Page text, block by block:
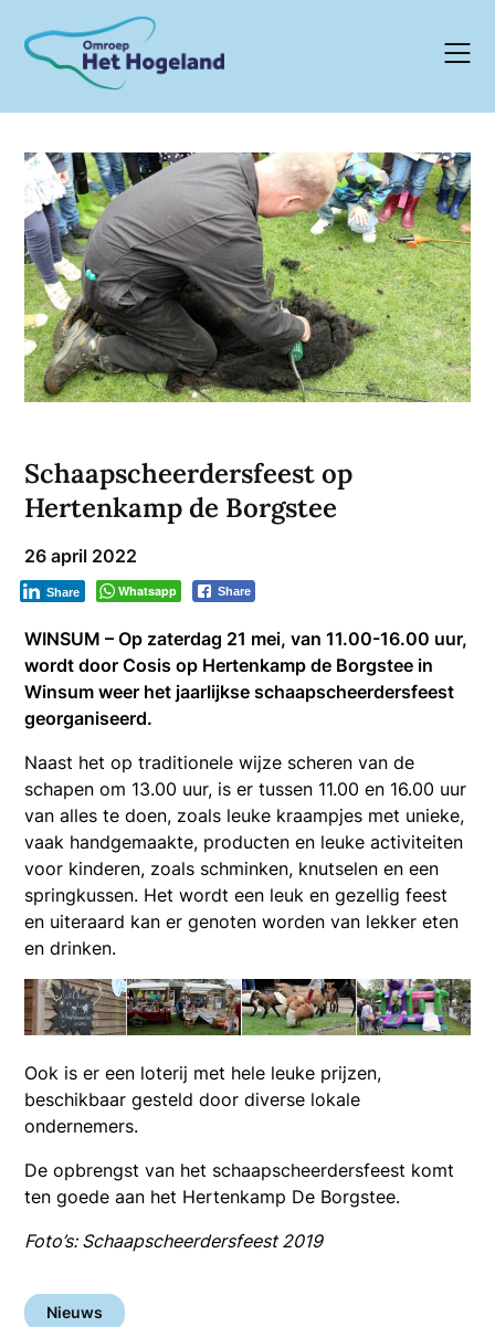
content
Schaapscheerdersfeest op
Hertenkamp de Borgstee
26 april 2022
Whatsapp Share
Share
WINSUM – Op zaterdag 21 mei, van 11.00-16.00 uur,
wordt door Cosis op Hertenkamp de Borgstee in
Winsum weer het jaarlijkse schaapscheerdersfeest
georganiseerd.
Naast het op traditionele wijze scheren van de
schapen om 13.00 uur, is er tussen 11.00 en 16.00 uur
van alles te doen, zoals leuke kraampjes met unieke,
vaak handgemaakte, producten en leuke activiteiten
voor kinderen, zoals schminken, knutselen en een
springkussen. Het wordt een leuk en gezellig feest
en uiteraard kan er genoten worden van lekker eten
en drinken.
Ook is er een loterij met hele leuke prijzen,
beschikbaar gesteld door diverse lokale
ondernemers.
De opbrengst van het schaapscheerdersfeest komt
ten goede aan het Hertenkamp De Borgstee.
Foto’s: Schaapscheerdersfeest 2019
Nieuws